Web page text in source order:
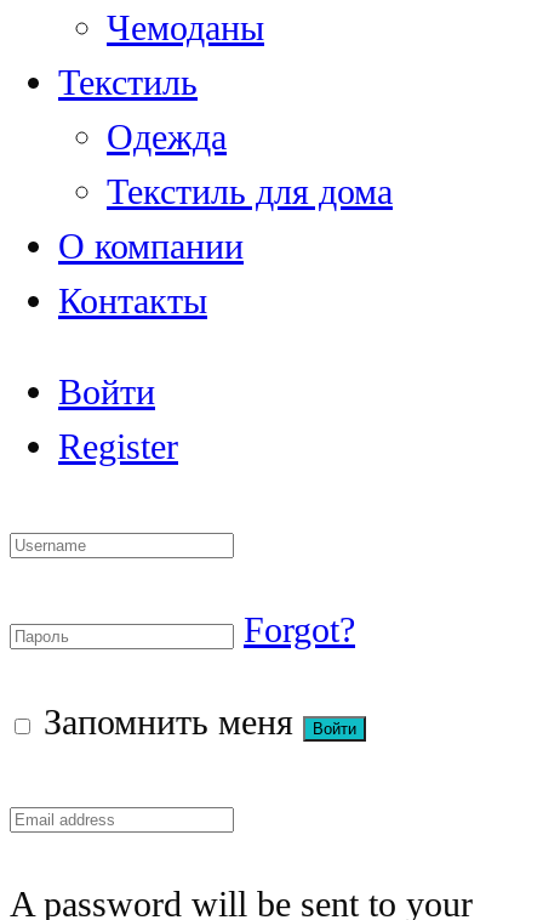
Чемоданы
Текстиль
Одежда
Текстиль для дома
О компании
Контакты
Войти
Register
Forgot?
Запомнить меня
A password will be sent to your